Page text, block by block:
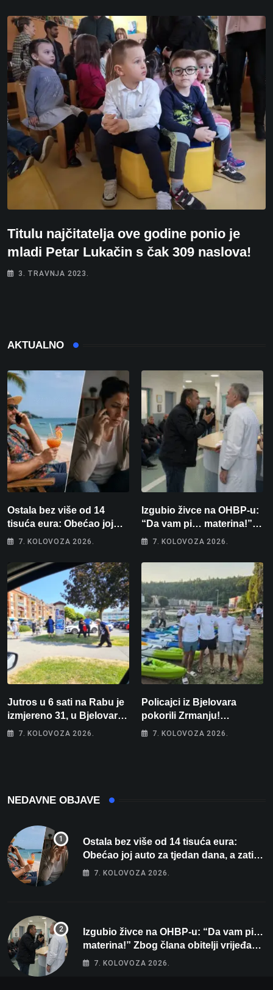
Titulu najčitatelja ove godine ponio je
mladi Petar Lukačin s čak 309 naslova!
3. TRAVNJA 2023.
AKTUALNO
Ostala bez više od 14
tisuća eura: Obećao joj
auto za tjedan dana, a
7. KOLOVOZA 2026.
Izgubio živce na OHBP-u:
“Da vam pi… materina!”
Zbog člana obitelji vrijeđao
7. KOLOVOZA 2026.
Jutros u 6 sati na Rabu je
izmjereno 31, u Bjelovaru
malo više od 25. Stiže nam
7. KOLOVOZA 2026.
Policajci iz Bjelovara
pokorili Zrmanju!
Magdalena i Tomislav
7. KOLOVOZA 2026.
NEDAVNE OBJAVE
Ostala bez više od 14 tisuća eura:
Obećao joj auto za tjedan dana, a zatim
izmišljao opravdanja
7. KOLOVOZA 2026.
Izgubio živce na OHBP-u: “Da vam pi…
materina!” Zbog člana obitelji vrijeđao i
vikao na djelatnike
7. KOLOVOZA 2026.